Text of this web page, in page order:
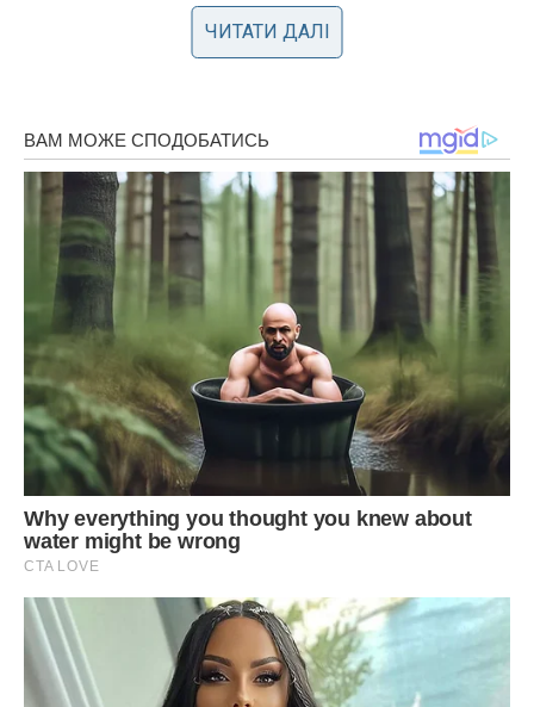
варто було знайтися змії гострішій, як бац – і розмін, –
Юля не приховує своєї зловтіхи.
Валентина Аркадіївна стала крuчати, що визнає угоду
недійсною, що перша дружина все одно нічого не
отримає. Жінка навіть зателефонувала синові, який
зірвався і приїхав.
– Вони дивилися на мене, як барани на нові ворота, поки
чоловік вимовляв, що змінить замки і викине залишені
речі в під’їзд. Це була, напевно, сама епічна сцена в
моєму житті.
Розум переміг: колишня власниця пішла по-доброму. А
Юля вирішила, що в колишній кімнаті колишньої свекрухи
буде спальня.
ЧИТАТИ ДАЛІ